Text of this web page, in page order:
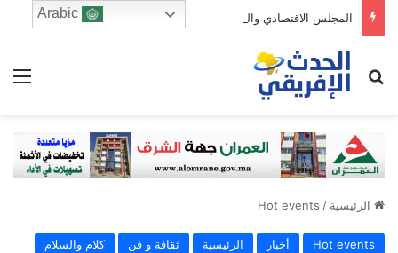
المجلس الاقتصادي والرشد الرقمي: من يحرس الطفولة في زمن الخوارزميات؟
ابحث عن
الرئيسية /
Hot events
Hot events أخبار الرئيسية ثقافة و فن كلام والسلام
Arabic